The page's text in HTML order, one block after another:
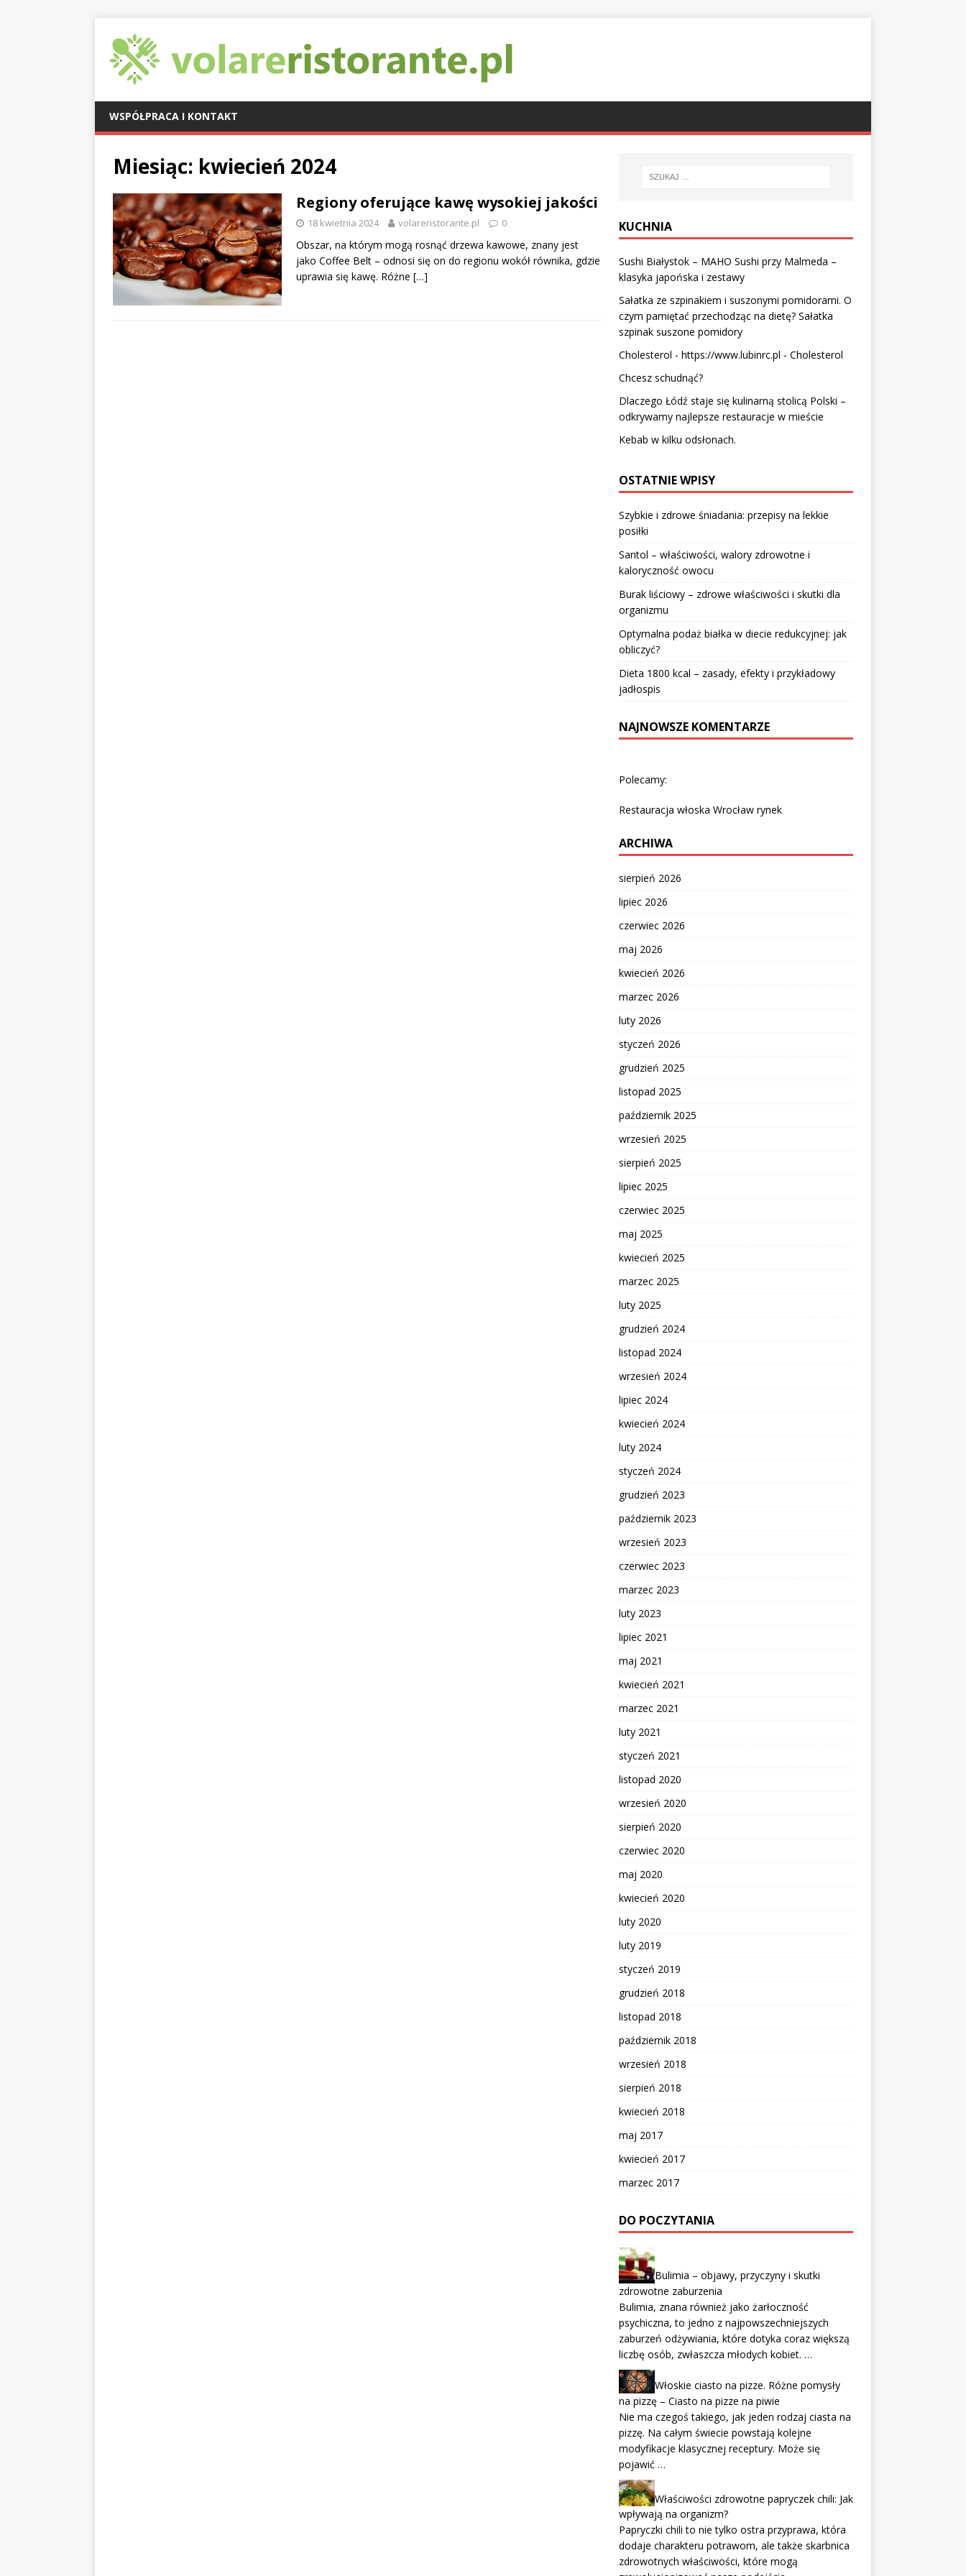
WSPÓŁPRACA I KONTAKT
Miesiąc: kwiecień 2024
Regiony oferujące kawę wysokiej jakości
18 kwietnia 2024 volareristorante.pl 0
Obszar, na którym mogą rosnąć drzewa kawowe, znany jest
jako Coffee Belt – odnosi się on do regionu wokół równika, gdzie
uprawia się kawę. Różne […]
KUCHNIA
Sushi Białystok – MAHO Sushi przy Malmeda –
klasyka japońska i zestawy
Sałatka ze szpinakiem i suszonymi pomidorami. O
czym pamiętać przechodząc na dietę? Sałatka
szpinak suszone pomidory
Cholesterol - https://www.lubinrc.pl - Cholesterol
Chcesz schudnąć?
Dlaczego Łódź staje się kulinarną stolicą Polski –
odkrywamy najlepsze restauracje w mieście
Kebab w kilku odsłonach.
OSTATNIE WPISY
Szybkie i zdrowe śniadania: przepisy na lekkie
posiłki
Santol – właściwości, walory zdrowotne i
kaloryczność owocu
Burak liściowy – zdrowe właściwości i skutki dla
organizmu
Optymalna podaż białka w diecie redukcyjnej: jak
obliczyć?
Dieta 1800 kcal – zasady, efekty i przykładowy
jadłospis
NAJNOWSZE KOMENTARZE
Polecamy:
Restauracja włoska Wrocław rynek
ARCHIWA
sierpień 2026
lipiec 2026
czerwiec 2026
maj 2026
kwiecień 2026
marzec 2026
luty 2026
styczeń 2026
grudzień 2025
listopad 2025
październik 2025
wrzesień 2025
sierpień 2025
lipiec 2025
czerwiec 2025
maj 2025
kwiecień 2025
marzec 2025
luty 2025
grudzień 2024
listopad 2024
wrzesień 2024
lipiec 2024
kwiecień 2024
luty 2024
styczeń 2024
grudzień 2023
październik 2023
wrzesień 2023
czerwiec 2023
marzec 2023
luty 2023
lipiec 2021
maj 2021
kwiecień 2021
marzec 2021
luty 2021
styczeń 2021
listopad 2020
wrzesień 2020
sierpień 2020
czerwiec 2020
maj 2020
kwiecień 2020
luty 2020
luty 2019
styczeń 2019
grudzień 2018
listopad 2018
październik 2018
wrzesień 2018
sierpień 2018
kwiecień 2018
maj 2017
kwiecień 2017
marzec 2017
DO POCZYTANIA
Bulimia – objawy, przyczyny i skutki
zdrowotne zaburzenia
Bulimia, znana również jako żarłoczność
psychiczna, to jedno z najpowszechniejszych
zaburzeń odżywiania, które dotyka coraz większą
liczbę osób, zwłaszcza młodych kobiet. …
Włoskie ciasto na pizze. Różne pomysły
na pizzę – Ciasto na pizze na piwie
Nie ma czegoś takiego, jak jeden rodzaj ciasta na
pizzę. Na całym świecie powstają kolejne
modyfikacje klasycznej receptury. Może się
pojawić …
Właściwości zdrowotne papryczek chili: Jak
wpływają na organizm?
Papryczki chili to nie tylko ostra przyprawa, która
dodaje charakteru potrawom, ale także skarbnica
zdrowotnych właściwości, które mogą